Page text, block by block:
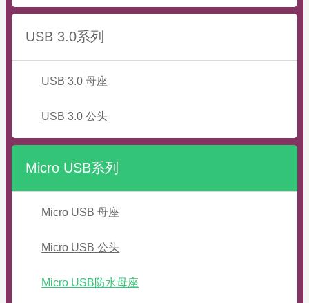
USB 3.0系列
USB 3.0 母座
USB 3.0 公头
Micro USB系列
Micro USB 母座
Micro USB 公头
Micro USB防水母座